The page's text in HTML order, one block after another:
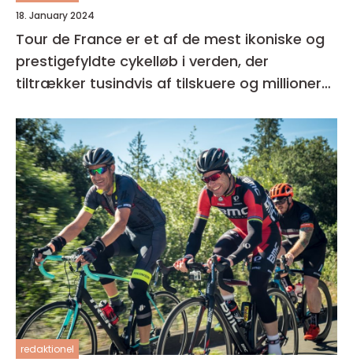
18. January 2024
Tour de France er et af de mest ikoniske og
prestigefyldte cykelløb i verden, der
tiltrækker tusindvis af tilskuere og millioner
redaktionel